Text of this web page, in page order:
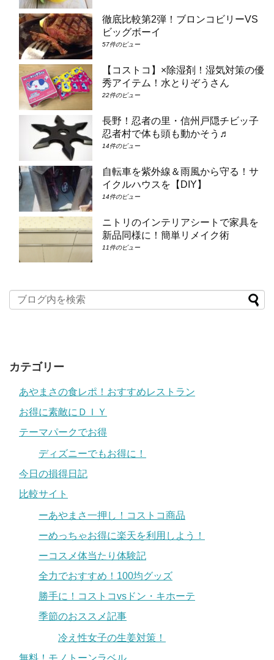
徹底比較第2弾！ブロンコビリーVS
ビッグボーイ
57件のビュー
【コストコ】×除湿剤！湿気対策の優
秀アイテム！水とりぞうさん
22件のビュー
長野！忍者の里・信州戸隠チビッ子
忍者村で体も頭も動かそう♬
14件のビュー
自転車を紫外線＆雨風から守る！サ
イクルハウスを【DIY】
14件のビュー
ニトリのインテリアシートで家具を
新品同様に！簡単リメイク術
11件のビュー
カテゴリー
あやまさの食レポ！おすすめレストラン
お得に素敵にＤＩＹ
テーマパークでお得
ディズニーでもお得に！
今日の損得日記
比較サイト
ーあやまさ一押し！コストコ商品
ーめっちゃお得に楽天を利用しよう！
ーコスメ体当たり体験記
全力でおすすめ！100均グッズ
勝手に！コストコvsドン・キホーテ
季節のおススメ記事
冷え性女子の生姜対策！